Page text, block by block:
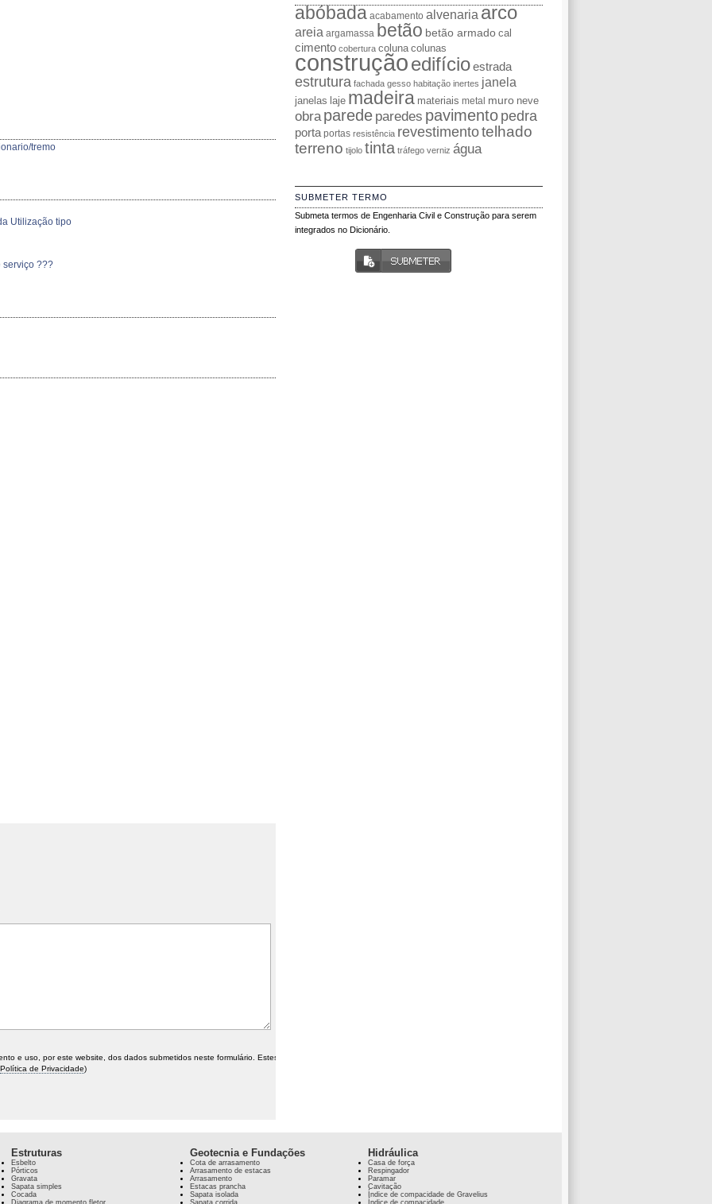
tremo
Utilização tipo
serviço ???
e uso, por este website, dos dados submetidos neste formulário. Estes
Política de Privacidade)
abóbada acabamento alvenariaarco
areia argamassa betão betão armado cal
cimento cobertura coluna colunas
construçãoedifício estrada
estrutura fachada gesso habitação inertes janela
janelas laje madeira materiais metal muro neve
obra parede paredes pavimento pedra
porta portas resistência revestimentotelhado
terreno tijolo tinta tráfego verniz água
SUBMETER TERMO
Submeta termos de Engenharia Civil e Construção para serem
integrados no Dicionário.
Estruturas
Esbelto
Pórticos
Gravata
Sapata simples
Cocada
Geotecnia e Fundações
Cota de arrasamento
Arrasamento de estacas
Arrasamento
Estacas prancha
Sapata isolada
Hidráulica
Casa de força
Respingador
Paramar
Cavitação
Índice de compacidade de Gravelius